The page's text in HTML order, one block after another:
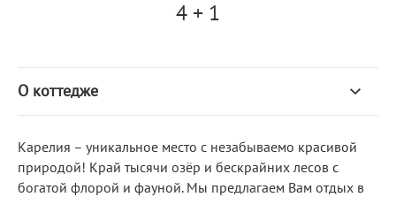
4 + 1
О коттедже
Карелия – уникальное место с незабываемо красивой
природой! Край тысячи озёр и бескрайних лесов с
богатой флорой и фауной. Мы предлагаем Вам отдых в